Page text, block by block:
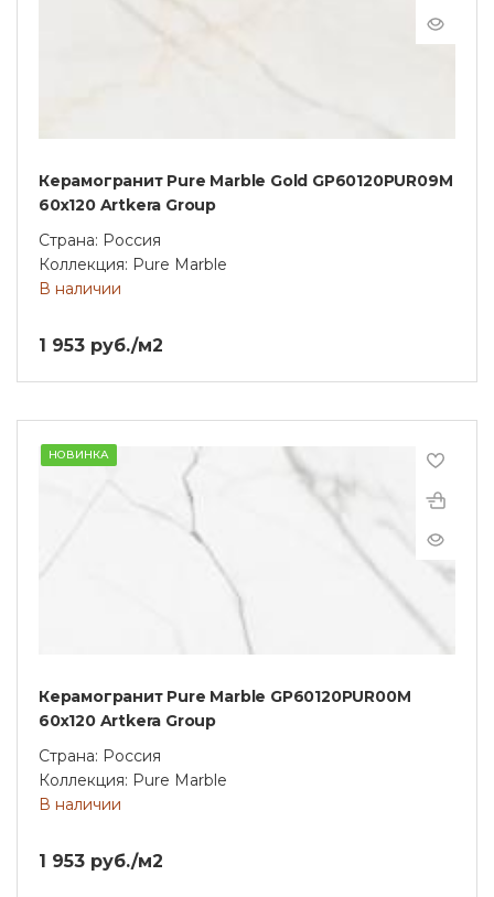
Керамогранит Pure Marble Gold GP60120PUR09M
60х120 Artkera Group
Страна: Россия
Коллекция: Pure Marble
В наличии
1 953 руб./м2
НОВИНКА
Керамогранит Pure Marble GP60120PUR00M
60х120 Artkera Group
Страна: Россия
Коллекция: Pure Marble
В наличии
1 953 руб./м2